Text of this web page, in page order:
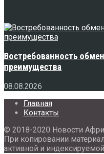
Востребованность
преимущества
08.08.2026
Главная
Контакты
© 2018-2020 Новости
При копировании
активной и